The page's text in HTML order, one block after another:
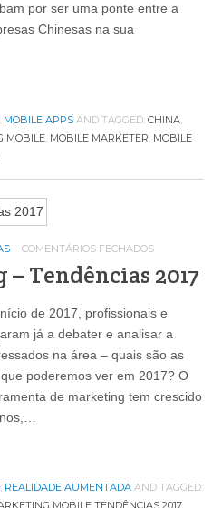
por ser uma ponte entre a
Chinesas na sua
MOBILE APPS AND TAGGED: CHINA,
MOBILE, MOBILE MARKETER, MOBILE
COMENTÁRIOS FECHADOS
Tendências 2017
de 2017, profissionais e
já a debater e analisar a
na área – quais são as
poderemos ver em 2017? O
de marketing tem crescido
, REALIDADE AUMENTADA AND TAGGED:
MOBILE TENDÊNCIAS 2017,